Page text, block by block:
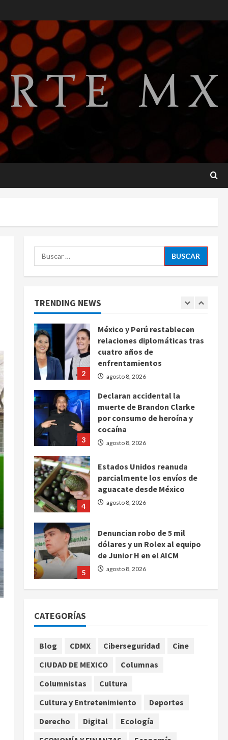
Buscar:
TRENDING NEWS
2
cuatro años de
enfrentamientos
agosto 8, 2026
3
Declaran accidental la
muerte de Brandon Clarke
por consumo de heroína y
cocaína
aguacate desde México
1
Sheinbaum contra el narco
2
México y Perú restablecen
relaciones diplomáticas tras
cuatro años de
enfrentamientos
agosto 8, 2026
3
Declaran accidental la
muerte de Brandon Clarke
por consumo de heroína y
cocaína
agosto 8, 2026
4
Estados Unidos reanuda
parcialmente los envíos de
aguacate desde México
agosto 8, 2026
5
Denuncian robo de 5 mil
dólares y un Rolex al equipo
de Junior H en el AICM
agosto 8, 2026
desafíos
agosto 8, 2026
2
México y Perú restablecen
cuatro años de
Declaran accidental la
CATEGORÍAS
Blog CDMX Ciberseguridad
Cine
CIUDAD DE MEXICO
Columnas
Columnistas
Cultura
Cultura y Entretenimiento
Deportes
Derecho
Digital
Ecología